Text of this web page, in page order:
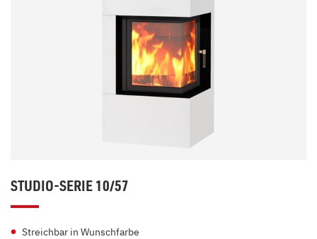
STUDIO-SERIE 10/57
Streichbar in Wunschfarbe